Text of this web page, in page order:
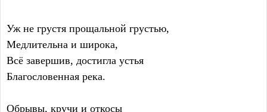
Уж не грустя прощальной грустью,
Медлительна и широка,
Всё завершив, достигла устья
Благословенная река.
Обрывы, кручи и откосы